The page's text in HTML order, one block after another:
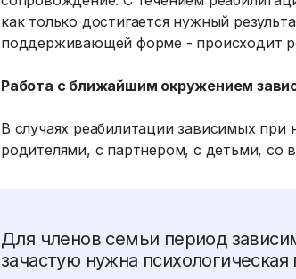
как только достигается нужный
поддерживающей форме - происходит
Работа с ближайшим окружением
В случаях реабилитации зависимых
родителями, с партнером, с детьми, со
Для членов семьи период
зачастую нужна